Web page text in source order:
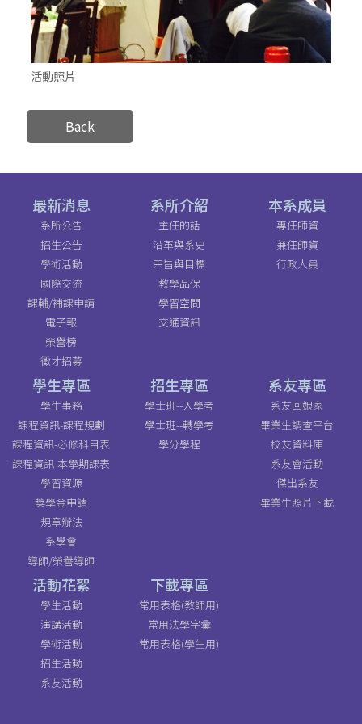
活動照片
Back
最新消息
系所公告
招生公告
學術活動
國際交流
課輔/補課申請
電子報
榮譽榜
徵才招募
系所介紹
主任的話
沿革與系史
宗旨與目標
教學品保
學習空間
交通資訊
本系成員
專任師資
兼任師資
行政人員
學生專區
學生事務
課程資訊-課程規劃
課程資訊-必修科目表
課程資訊-本學期課表
學習資源
獎學金申請
規章辦法
系學會
導師/榮譽導師
招生專區
學士班--入學考
學士班--轉學考
學分學程
系友專區
系友回娘家
畢業生調查平台
校友資料庫
系友會活動
傑出系友
畢業生照片下載
活動花絮
學生活動
演講活動
學術活動
招生活動
系友活動
下載專區
常用表格(教師用)
常用法學字彙
常用表格(學生用)